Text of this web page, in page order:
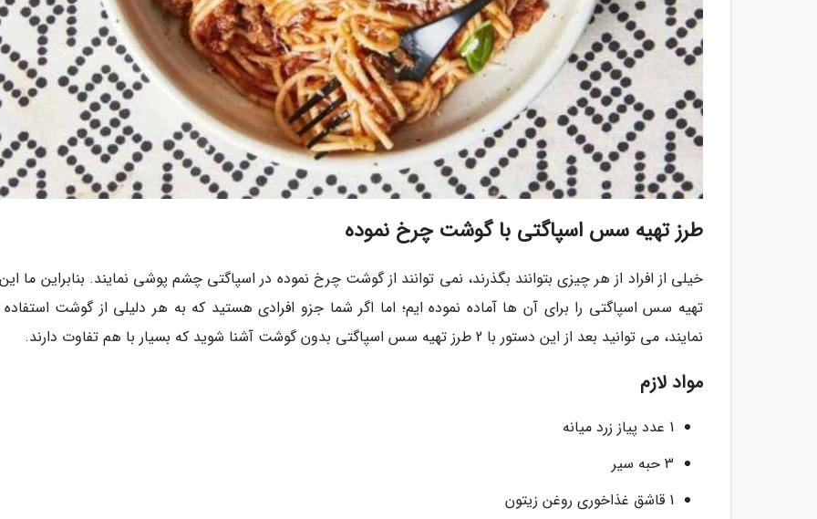
طرز تهیه سس اسپاگتی با گوشت چرخ نموده
خیلی از افراد از هر چیزی بتوانند بگذرند، نمی توانند از گوشت چرخ نموده در اسپاگتی چشم پوشی نمایند. بنابراین ما
تهیه سس اسپاگتی را برای آن ها آماده نموده ایم؛ اما اگر شما جزو افرادی هستید که به هر دلیلی از گوشت
نمایند، می توانید بعد از این دستور با 2 طرز تهیه سس اسپاگتی بدون گوشت آشنا شوید که بسیار با هم تفاوت دارند.
مواد لازم
1 عدد پیاز زرد میانه
3 حبه سیر
1 قاشق غذاخوری روغن زیتون